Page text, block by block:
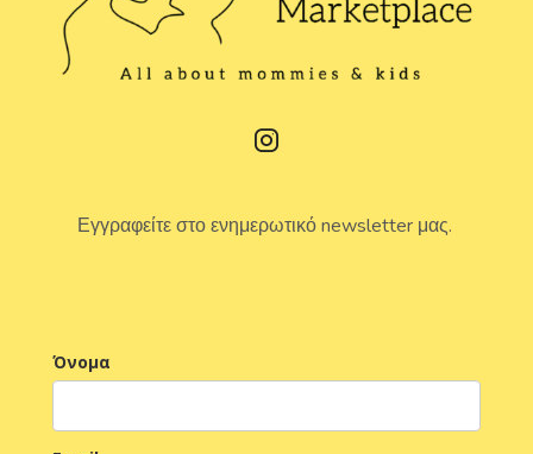
Εγγραφείτε στο ενημερωτικό newsletter μας.
Όνομα